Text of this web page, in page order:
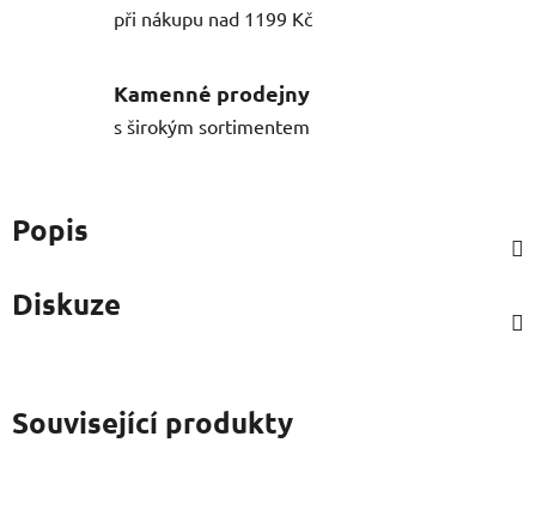
při nákupu nad 1199 Kč
Kamenné prodejny
s širokým sortimentem
Popis
Diskuze
Související produkty